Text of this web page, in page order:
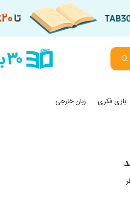
بازی فکری زبان خارجی